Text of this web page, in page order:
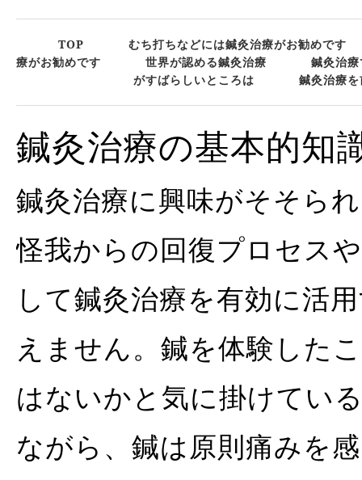
TOP
むち打ちなどには鍼灸治療がお勧めです
療がお勧めです
世界が認める鍼灸治療
鍼灸治
がすばらしいところは
鍼灸治療
鍼灸治療の基本的知
鍼灸治療に興味がそそら
怪我からの回復プロセス
して鍼灸治療を有効に活
えません。鍼を体験した
はないかと気に掛けてい
ながら、鍼は原則痛みを